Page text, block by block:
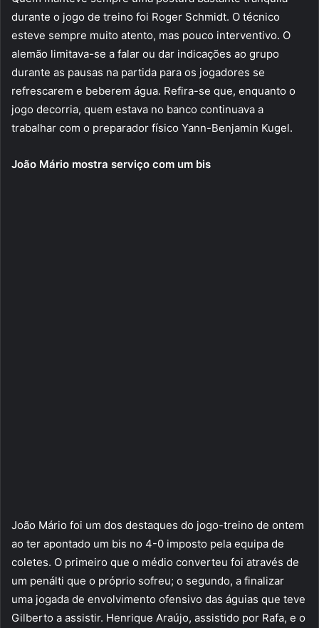
durante o jogo de treino foi Roger Schmidt. O técnico
esteve sempre muito atento, mas pouco interventivo. O
alemão limitava-se a falar ou dar indicações ao grupo
durante as pausas na partida para os jogadores se
refrescarem e beberem água. Refira-se que, enquanto o
jogo decorria, quem estava no banco continuava a
trabalhar com o preparador físico Yann-Benjamin Kugel.
João Mário mostra serviço com um bis
João Mário foi um dos destaques do jogo-treino de ontem
ao ter apontado um bis no 4-0 imposto pela equipa de
coletes. O primeiro que o médio converteu foi através de
um penálti que o próprio sofreu; o segundo, a finalizar
uma jogada de envolvimento ofensivo das águias que teve
Gilberto a assistir. Henrique Araújo, assistido por Rafa, e o